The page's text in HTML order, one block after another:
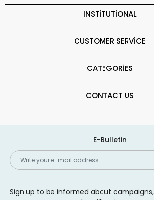
INSTİTUTİONAL
CUSTOMER SERVİCE
CATEGORİES
CONTACT US
E-Bulletin
Sign up to be informed about campaigns,